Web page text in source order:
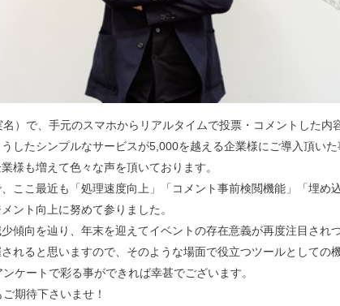
）で、手元のスマホからリアルタイムで投票・コメントした内
したシンプルなサービスが5,000を越える企業様にご導入頂いた
様も増えて色々な声を頂いております。
ここ最近も「処理速度向上」「コメント事前検閲機能」「埋め
ント向上に努めて参りました。
傾向を辿り、年末を迎えてイベントの存在意義が再度注目され
れると思いますので、そのような場面で役立つツールとしての
ケートで彩る事ができれば幸甚でございます。
期待下さいませ！